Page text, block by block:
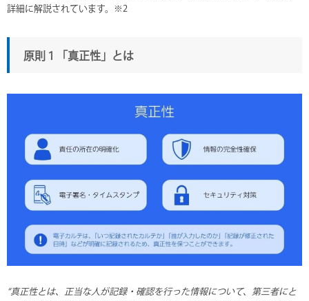
詳細に解説されています。※2
原則１「真正性」とは
“真正性とは、正当な人が記録・確認を行った情報について、第三者にと